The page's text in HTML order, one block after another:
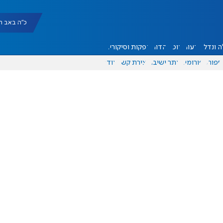
כ"ה באב תשפ"ו
ונדל"ן דעות אוכל יהדות הפקות וסיקורים
ספורט פורומים אתר ישיבה יצירת קשר עוד